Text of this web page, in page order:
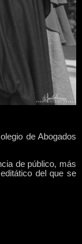
de Abogados
de público, más
del que se